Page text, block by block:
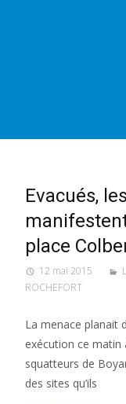
Evacués,
place
12 mai 2015
ROCHEFORT
La menace planait
exécution ce matin
squatteurs de
des sites qu’ils